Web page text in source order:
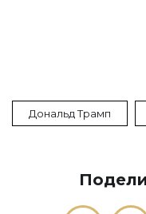
Дональд Трамп